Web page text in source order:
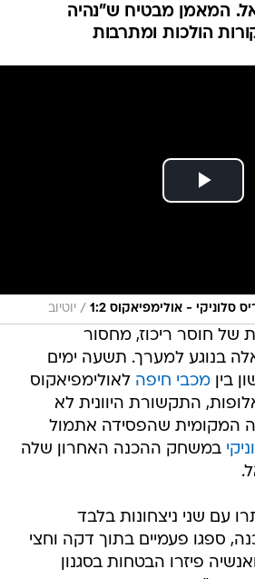
המאמן מבטיח ש"נהיה
הולכות ומתרבות
- אולימפיאקוס 1:2 / יוטיוב
של חוסר ריכוז, מחסור
בנוגע למערך. תשעה ימים
ביןמכבי חיפה לאולימפיאקוס
התקשורת היוונית לא
המקומית שהפסידה אתמול
במשחק ההכנה האחרון שלה
עם שני ניצחונות בלבד
ספגו פעמיים בתוך דקה וחצי
פיזרו הבטחות בסגנון